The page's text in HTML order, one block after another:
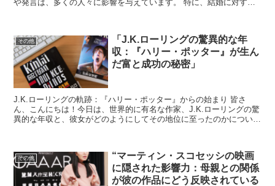
や発言は、多くの人々に影響を与えています。 特に、結婚に対する
その他
「J.K.ローリングの驚異的な年
収：『ハリー・ポッター』が生ん
だ富と成功の秘密」
J.K.ローリングの軌跡：『ハリー・ポッター』からの始まり 皆さ
ん、こんにちは！今日は、世界的に有名な作家、J.K.ローリングの驚
異的な年収と、彼女がどのようにしてその地位に至ったのかについて
その他
“マーティン・スコセッシの映画
に隠された影響力：母親との関係
が彼の作品にどう反映されている